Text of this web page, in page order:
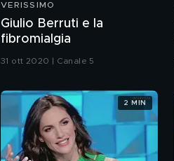
VERISSIMO
Giulio Berruti e la
fibromialgia
31 ott 2020 | Canale 5
2 MIN